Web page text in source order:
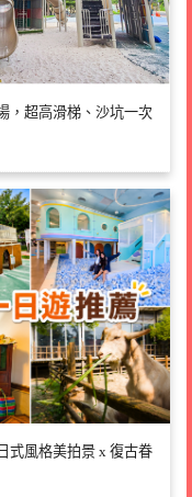
，超高滑梯、沙坑一次
式風格美拍景 x 復古眷